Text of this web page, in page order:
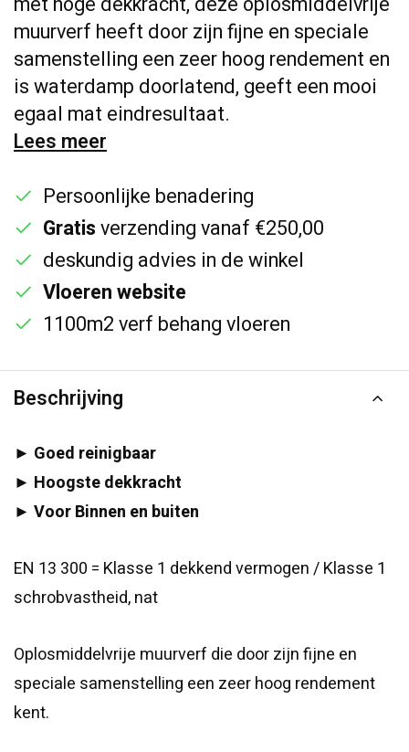
muurverf heeft door zijn fijne en speciale
samenstelling een zeer hoog rendement en
is waterdamp doorlatend, geeft een mooi
egaal mat eindresultaat.
Lees meer
Persoonlijke benadering
Gratisverzending vanaf €250,00
deskundig advies in de winkel
Vloeren website
1100m2 verf behang vloeren
Beschrijving
► Goed reinigbaar
► Hoogste dekkracht
► Voor Binnen en buiten
EN 13 300 = Klasse 1 dekkend vermogen / Klasse 1
schrobvastheid, nat
Oplosmiddelvrije muurverf die door zijn fijne en
speciale samenstelling een zeer hoog rendement
kent.